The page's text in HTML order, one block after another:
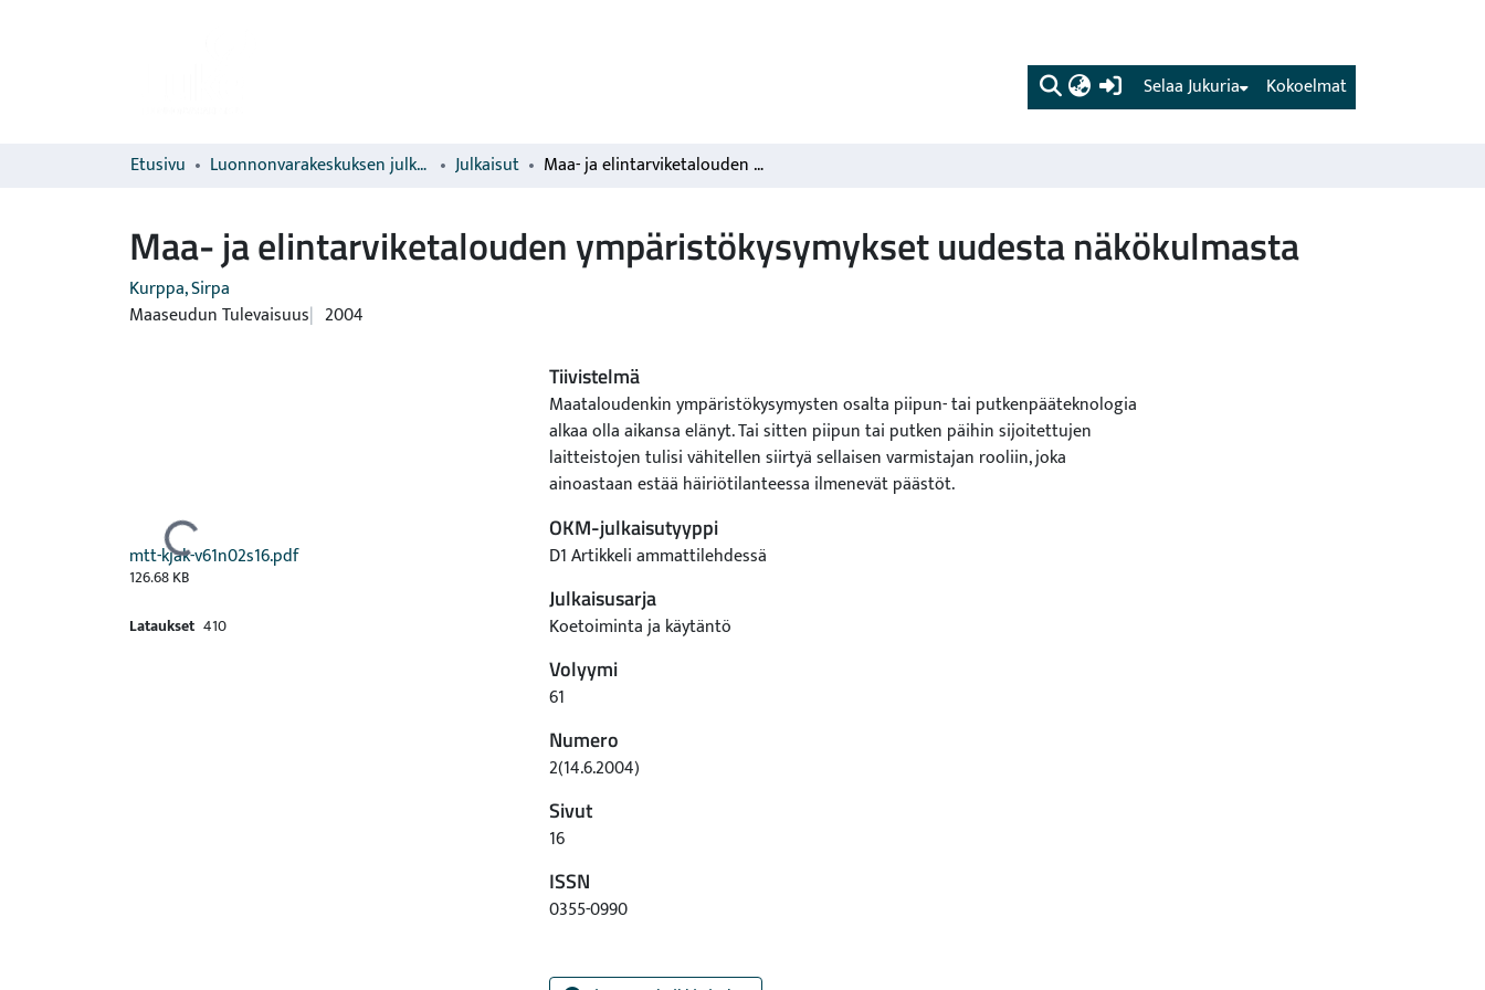
(current) Kokoelmat
Selaa Jukuria
Etusivu Luonnonvarakeskuksen julkaisut Julkaisut Maa- ja elintarviketalouden ympäristökysymykset uudesta näkökulmasta
Maa- ja elintarviketalouden ympäristökysymykset uudesta näkökulmasta
Kurppa, Sirpa
Maaseudun Tulevaisuus 2004
Ladataan...
mtt-kjak-v61n02s16.pdf
126.68 KB
Lataukset 410
Tiivistelmä
Maataloudenkin ympäristökysymysten osalta piipun- tai putkenpääteknologia
alkaa olla aikansa elänyt. Tai sitten piipun tai putken päihin sijoitettujen
laitteistojen tulisi vähitellen siirtyä sellaisen varmistajan rooliin, joka
ainoastaan estää häiriötilanteessa ilmenevät päästöt.
OKM-julkaisutyyppi
D1 Artikkeli ammattilehdessä
Julkaisusarja
Koetoiminta ja käytäntö
Volyymi
61
Numero
2(14.6.2004)
Sivut
16
ISSN
0355-0990